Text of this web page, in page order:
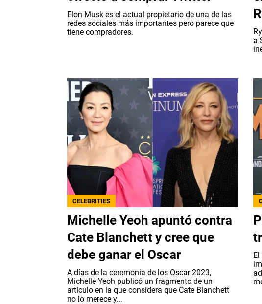
Elon Musk es el actual propietario de una de las
redes sociales más importantes pero parece que
tiene compradores.
a
CELEBRITIES
Michelle Yeoh apuntó contra
Cate Blanchett y cree que
debe ganar el Oscar
A días de la ceremonia de los Oscar 2023,
Michelle Yeoh publicó un fragmento de un
artículo en la que considera que Cate Blanchett
no lo merece y...